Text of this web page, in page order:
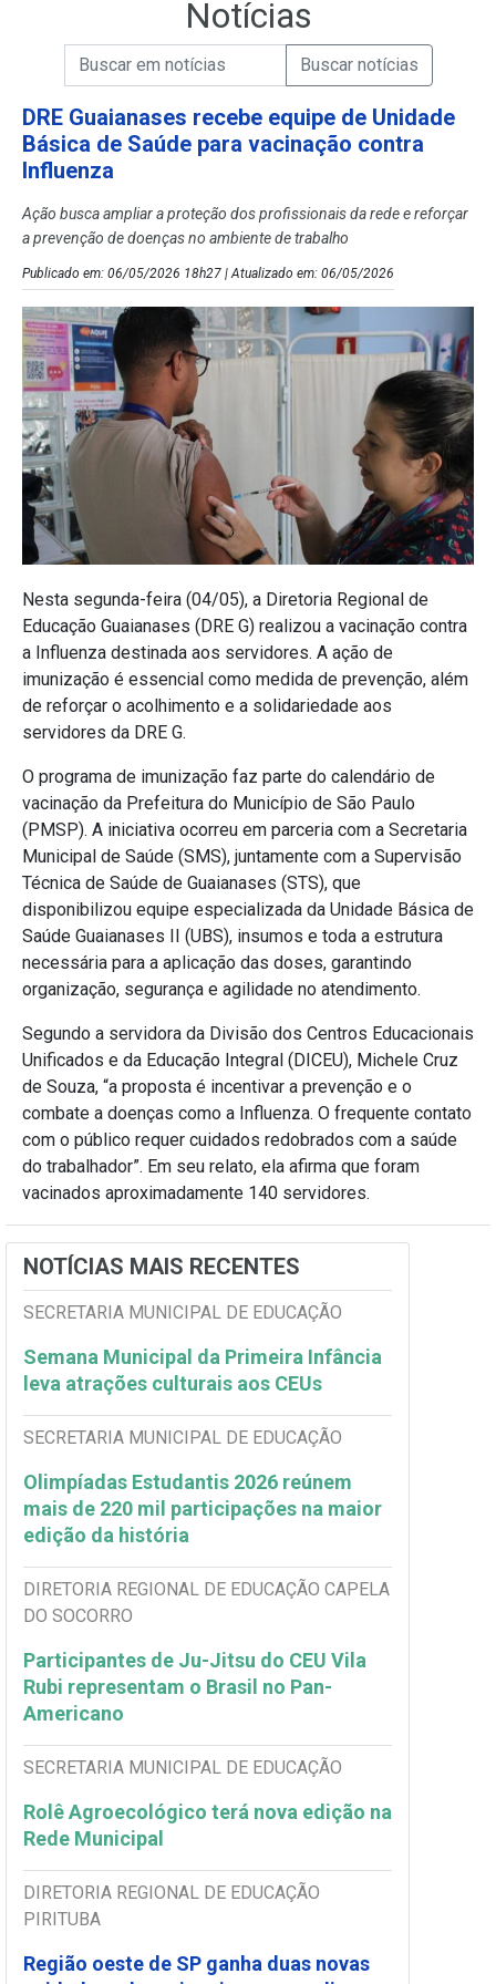
Notícias
Campo de Busca de Notícias
Campo de Busca de informaçõesEnviar a Busca de Notícias
DRE Guaianases recebe equipe de Unidade
Básica de Saúde para vacinação contra
Influenza
Ação busca ampliar a proteção dos profissionais da rede e reforçar
a prevenção de doenças no ambiente de trabalho
Publicado em: 06/05/2026 18h27 | Atualizado em: 06/05/2026
Nesta segunda-feira (04/05), a Diretoria Regional de
Educação Guaianases (DRE G) realizou a vacinação contra
a Influenza destinada aos servidores. A ação de
imunização é essencial como medida de prevenção, além
de reforçar o acolhimento e a solidariedade aos
servidores da DRE G.
O programa de imunização faz parte do calendário de
vacinação da Prefeitura do Município de São Paulo
(PMSP). A iniciativa ocorreu em parceria com a Secretaria
Municipal de Saúde (SMS), juntamente com a Supervisão
Técnica de Saúde de Guaianases (STS), que
disponibilizou equipe especializada da Unidade Básica de
Saúde Guaianases II (UBS), insumos e toda a estrutura
necessária para a aplicação das doses, garantindo
organização, segurança e agilidade no atendimento.
Segundo a servidora da Divisão dos Centros Educacionais
Unificados e da Educação Integral (DICEU), Michele Cruz
de Souza, “a proposta é incentivar a prevenção e o
combate a doenças como a Influenza. O frequente contato
com o público requer cuidados redobrados com a saúde
do trabalhador”. Em seu relato, ela afirma que foram
vacinados aproximadamente 140 servidores.
NOTÍCIAS MAIS RECENTES
SECRETARIA MUNICIPAL DE EDUCAÇÃO
Semana Municipal da Primeira Infância
leva atrações culturais aos CEUs
SECRETARIA MUNICIPAL DE EDUCAÇÃO
Olimpíadas Estudantis 2026 reúnem
mais de 220 mil participações na maior
edição da história
DIRETORIA REGIONAL DE EDUCAÇÃO CAPELA
DO SOCORRO
Participantes de Ju-Jitsu do CEU Vila
Rubi representam o Brasil no Pan-
Americano
SECRETARIA MUNICIPAL DE EDUCAÇÃO
Rolê Agroecológico terá nova edição na
Rede Municipal
DIRETORIA REGIONAL DE EDUCAÇÃO
PIRITUBA
Região oeste de SP ganha duas novas